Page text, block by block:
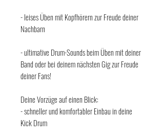
- leises Üben mit Kopfhörern zur Freude deiner
Nachbarn
- ultimative Drum-Sounds beim Üben mit deiner
Band oder bei deinem nächsten Gig zur Freude
deiner Fans!
Deine Vorzüge auf einen Blick:
- schneller und komfortabler Einbau in deine
Kick Drum